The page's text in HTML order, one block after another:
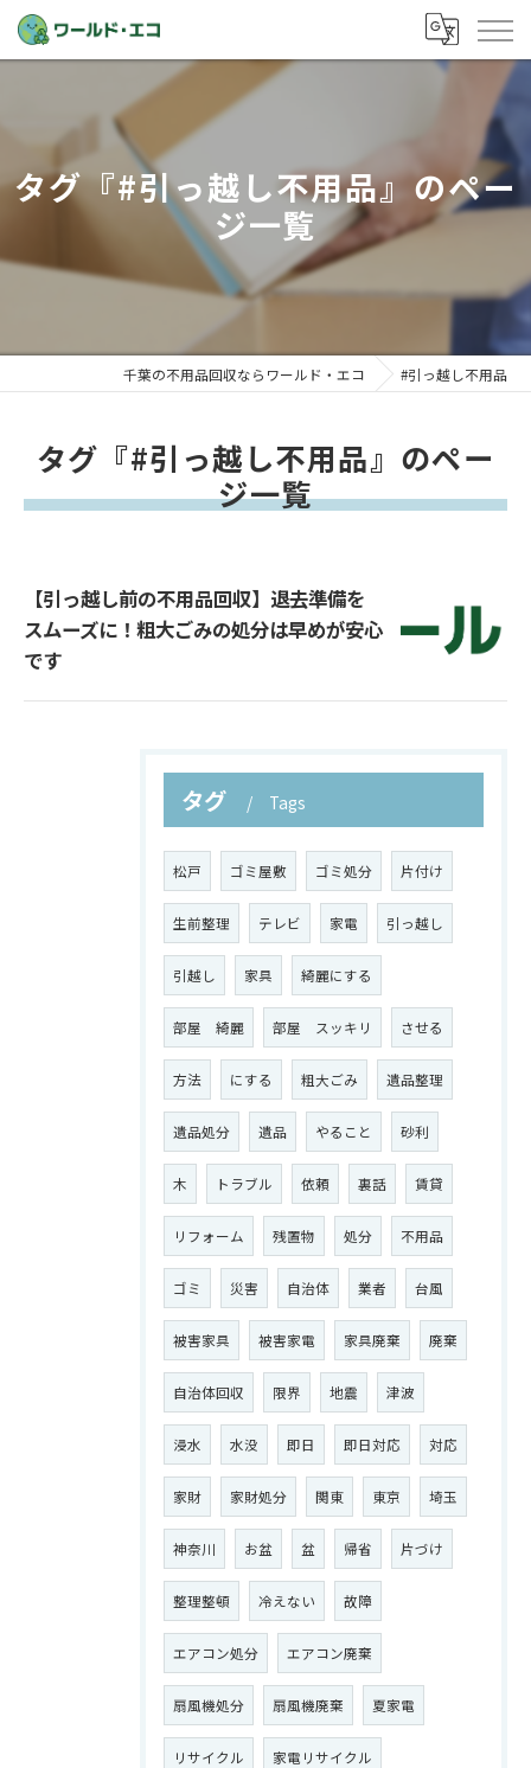
タグ『#引っ越し不用品』のペー
ジ一覧
千葉の不用品回収ならワールド・エコ #引っ越し不用品
タグ『#引っ越し不用品』のペー
ジ一覧
【引っ越し前の不用品回収】退去準備を
スムーズに！粗大ごみの処分は早めが安心
です
タグ Tags
松戸 ゴミ屋敷 ゴミ処分 片付け
生前整理 テレビ 家電 引っ越し
引越し 家具 綺麗にする
部屋 綺麗 部屋 スッキリ させる
方法 にする 粗大ごみ 遺品整理
遺品処分 遺品 やること 砂利
木 トラブル 依頼 裏話 賃貸
リフォーム 残置物 処分 不用品
ゴミ 災害 自治体 業者 台風
被害家具 被害家電 家具廃棄 廃棄
自治体回収 限界 地震 津波
浸水 水没 即日 即日対応 対応
家財 家財処分 関東 東京 埼玉
神奈川 お盆 盆 帰省 片づけ
整理整頓 冷えない 故障
エアコン処分 エアコン廃棄
扇風機処分 扇風機廃棄 夏家電
リサイクル 家電リサイクル